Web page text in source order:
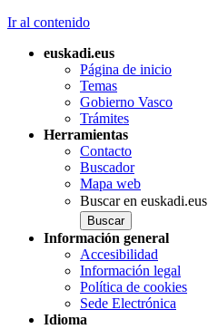
Ir al contenido
euskadi.eus
Página de inicio
Temas
Gobierno Vasco
Trámites
Herramientas
Contacto
Buscador
Mapa web
Buscar en euskadi.eus
Información general
Accesibilidad
Información legal
Política de cookies
Sede Electrónica
Idioma